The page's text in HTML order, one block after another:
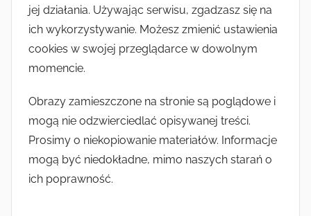
jej działania. Używając serwisu, zgadzasz się na
ich wykorzystywanie. Możesz zmienić ustawienia
cookies w swojej przeglądarce w dowolnym
momencie.
Obrazy zamieszczone na stronie są poglądowe i
mogą nie odzwierciedlać opisywanej treści.
Prosimy o niekopiowanie materiałów. Informacje
mogą być niedokładne, mimo naszych starań o
ich poprawność.